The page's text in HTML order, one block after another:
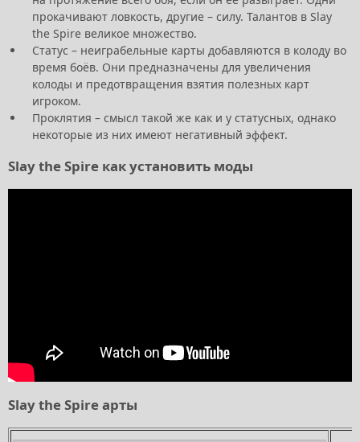
прокачивают ловкость, другие – силу. Талантов в Slay
the Spire великое множество.
Статус – неиграбельные карты добавляются в колоду во
время боёв. Они предназначены для увеличения
колоды и предотвращения взятия полезных карт
игроком.
Проклятия – смысл такой же как и у статусных, однако
некоторые из них имеют негативный эффект.
Slay the Spire как установить моды
Slay the Spire арты